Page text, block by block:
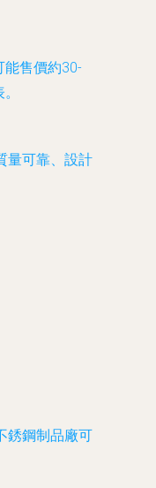
能售價約30-
量可靠、設計
銹鋼制品廠可